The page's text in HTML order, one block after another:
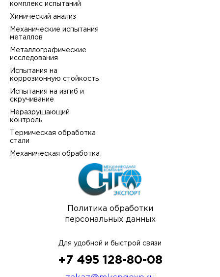
Политика обработки
персональных данных
комплекс испытаний
Химический анализ
Механические испытания
металлов
Металлографические
исследования
Испытания на
коррозионную стойкость
Испытания на изгиб и
скручивание
Неразрушающий
контроль
Термическая обработка
стали
Механическая обработка
Для удобной и быстрой связи
+7 495 128-80-08